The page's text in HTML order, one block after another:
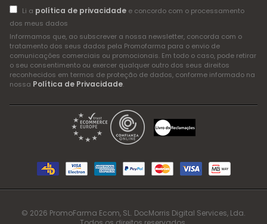
Li a política de privacidadee concordo com o processamento
dos meus dados
Informamos que, ao subscrever a nossa newsletter, concorda com o
tratamento dos seus dados pela Promofarma para o envio de
comunicações comerciais ou promocionais. Em todo o caso, pode retirar
o seu consentimento ou exercer qualquer outro dos seus direitos
reconhecidos em termos de proteção de dados, conforme informado na
nossa Política de Privacidade.
© 2026 PromoFarma Ecom, SL. DocMorris Digital Services, Lda.